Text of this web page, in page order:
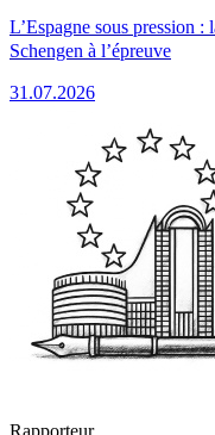
L’Espagne sous pression
Schengen à l’épreuve
31.07.2026
Rapporteur